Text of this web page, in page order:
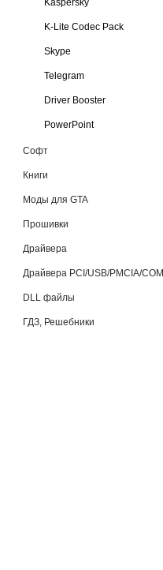
Kaspersky
K-Lite Codec Pack
Skype
Telegram
Driver Booster
PowerPoint
Софт
Книги
Моды для GTA
Прошивки
Драйвера
Драйвера PCI/USB/PMCIA/COM
DLL файлы
ГДЗ, Решебники